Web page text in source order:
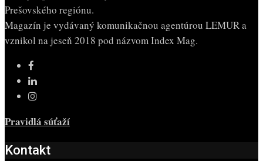
Prešovského regiónu.
Magazín je vydávaný komunikačnou agentúrou LEMUR a
vznikol na jeseň 2018 pod názvom Index Mag.
Pravidlá súťaží
Kontakt